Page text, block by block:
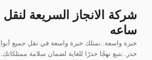
المحتوىساعه
خبرة واسعة..نمتلك خبرة واسعة في نقل جميع
حذر..نتبع نهجًا حذرًا للغاية لضمان سلامة